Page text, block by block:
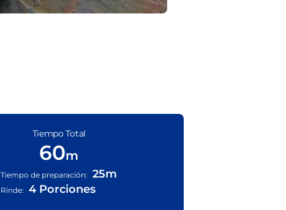
Tiempo Total
60m
Tiempo de preparación: 25m
Rinde: 4 Porciones